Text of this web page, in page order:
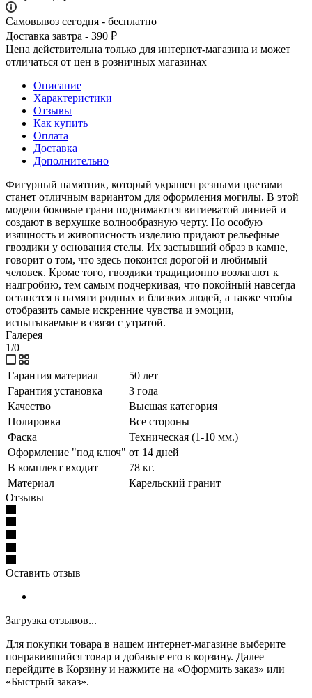
Самовывоз сегодня - бесплатно
Доставка завтра - 390 ₽
Цена действительна только для интернет-магазина и может
отличаться от цен в розничных магазинах
Описание
Характеристики
Отзывы
Как купить
Оплата
Доставка
Дополнительно
Фигурный памятник, который украшен резными цветами
станет отличным вариантом для оформления могилы. В этой
модели боковые грани поднимаются витиеватой линией и
создают в верхушке волнообразную черту. Но особую
изящность и живописность изделию придают рельефные
гвоздики у основания стелы. Их застывший образ в камне,
говорит о том, что здесь покоится дорогой и любимый
человек. Кроме того, гвоздики традиционно возлагают к
надгробию, тем самым подчеркивая, что покойный навсегда
останется в памяти родных и близких людей, а также чтобы
отобразить самые искренние чувства и эмоции,
испытываемые в связи с утратой.
Галерея
1/0 —
Гарантия материал
50 лет
Гарантия установка
3 года
Качество
Высшая категория
Полировка
Все стороны
Фаска
Техническая (1-10 мм.)
Оформление "под ключ" от 14 дней
В комплект входит
78 кг.
Материал
Карельский гранит
Отзывы
Оставить отзыв
Загрузка отзывов...
Для покупки товара в нашем интернет-магазине выберите
понравившийся товар и добавьте его в корзину. Далее
перейдите в Корзину и нажмите на «Оформить заказ» или
«Быстрый заказ».